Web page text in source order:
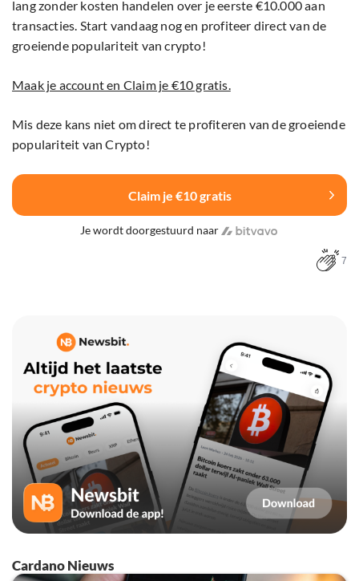
lang zonder kosten handelen over je eerste €10.000 aan
transacties. Start vandaag nog en profiteer direct van de
groeiende populariteit van crypto!
Maak je account en Claim je €10 gratis.
Mis deze kans niet om direct te profiteren van de groeiende
populariteit van Crypto!
Claim je €10 gratis
Je wordt doorgestuurd naar
7
Cardano Nieuws